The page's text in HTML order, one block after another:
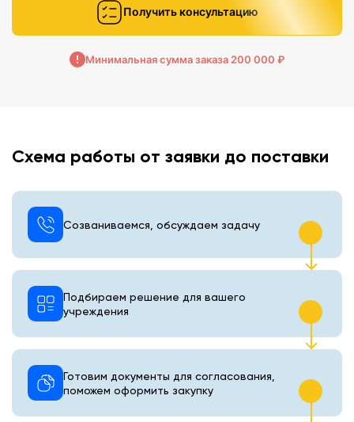
Получить консультацию
Минимальная сумма заказа 200 000 ₽
Схема работы от заявки до поставки
Созваниваемся, обсуждаем задачу
Подбираем решение для вашего
учреждения
Готовим документы для согласования,
поможем оформить закупку